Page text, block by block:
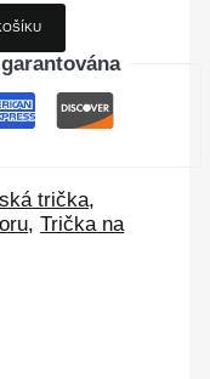
trička,
,Trička na